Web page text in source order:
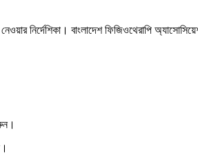
নেওয়ার নির্দেশিকা। বাংলাদেশ ফিজিওথেরাপি